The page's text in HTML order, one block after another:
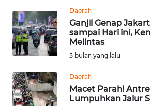
Daerah
Ganjil Genap
sampai Hari ini,
Melintas
5 bulan yang lalu
Daerah
Macet Parah!
Lumpuhkan Jalur
INFO
IKLAN
TENTANG
PEDOMAN
MEDIA